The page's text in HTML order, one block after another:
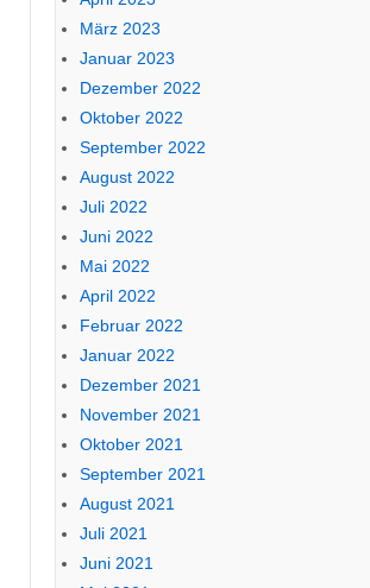
März 2023
Januar 2023
Dezember 2022
Oktober 2022
September 2022
August 2022
Juli 2022
Juni 2022
Mai 2022
April 2022
Februar 2022
Januar 2022
Dezember 2021
November 2021
Oktober 2021
September 2021
August 2021
Juli 2021
Juni 2021